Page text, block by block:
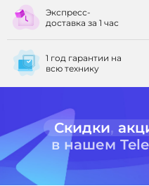
Экспресс-
доставка за 1 час
1 год гарантии на
всю технику
Скидки,
в нашем